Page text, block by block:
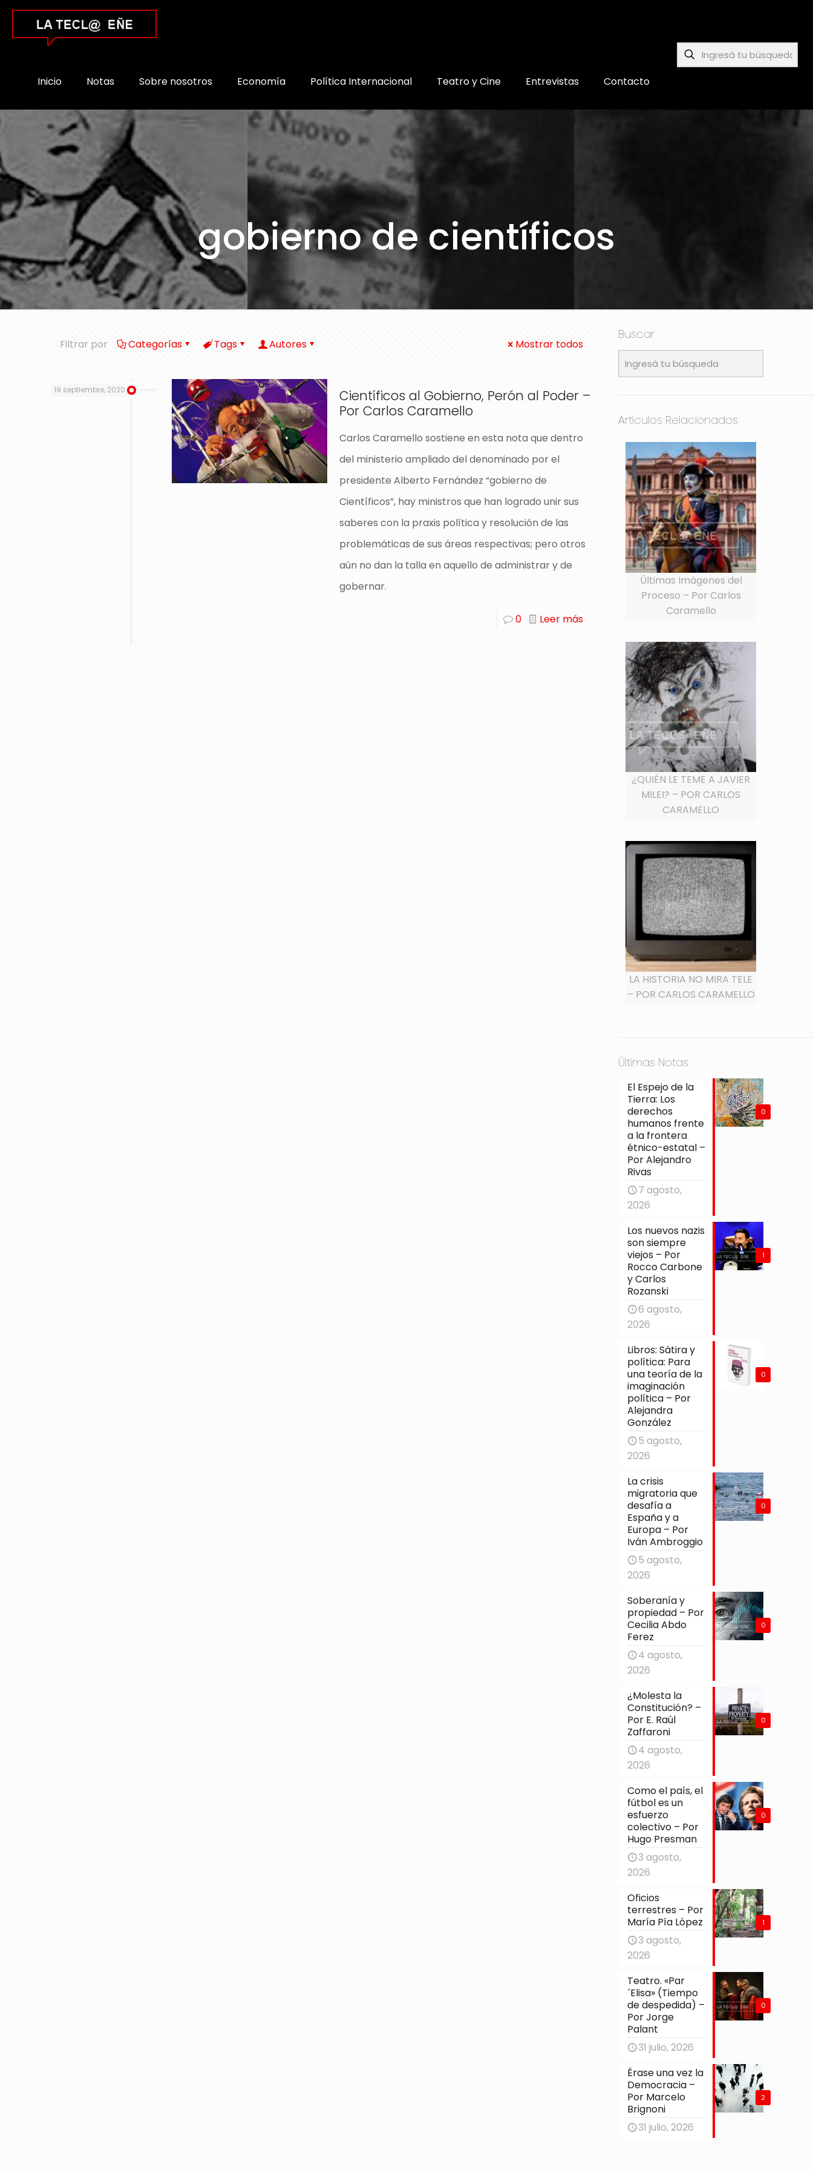
Inicio Notas Sobre nosotros Economía Política Internacional Teatro y Cine Entrevistas Contacto
gobierno de científicos
Filtrar por Categorías Tags Autores Mostrar todos
19 septiembre, 2020
Científicos al Gobierno, Perón al Poder –
Por Carlos Caramello
Carlos Caramello sostiene en esta nota que dentro
del ministerio ampliado del denominado por el
presidente Alberto Fernández “gobierno de
Científicos”, hay ministros que han logrado unir sus
saberes con la praxis política y resolución de las
problemáticas de sus áreas respectivas; pero otros
aún no dan la talla en aquello de administrar y de
gobernar.
0 Leer más
Buscar
Artículos Relacionados
Últimas Imágenes del
Proceso – Por Carlos
Caramello
¿QUIÉN LE TEME A JAVIER
MILEI? – POR CARLOS
CARAMELLO
LA HISTORIA NO MIRA TELE
– POR CARLOS CARAMELLO
Últimas Notas
0
El Espejo de la
Tierra: Los
derechos
humanos frente
a la frontera
étnico-estatal –
Por Alejandro
Rivas
7 agosto,
2026
1
Los nuevos nazis
son siempre
viejos – Por
Rocco Carbone
y Carlos
Rozanski
6 agosto,
2026
0
Libros: Sátira y
política: Para
una teoría de la
imaginación
política – Por
Alejandra
González
5 agosto,
2026
0
La crisis
migratoria que
desafía a
España y a
Europa – Por
Iván Ambroggio
5 agosto,
2026
0
Soberanía y
propiedad – Por
Cecilia Abdo
Ferez
4 agosto,
2026
0
¿Molesta la
Constitución? –
Por E. Raúl
Zaffaroni
4 agosto,
2026
0
Como el país, el
fútbol es un
esfuerzo
colectivo – Por
Hugo Presman
3 agosto,
2026
1
Oficios
terrestres – Por
María Pía López
3 agosto,
2026
0
Teatro. «Par
´Elisa» (Tiempo
de despedida) –
Por Jorge
Palant
31 julio, 2026
2
Érase una vez la
Democracia –
Por Marcelo
Brignoni
31 julio, 2026